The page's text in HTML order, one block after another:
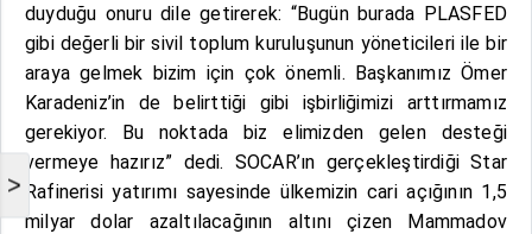
>
duyduğu onuru dile getirerek: “Bugün burada PLASFED
gibi değerli bir sivil toplum kuruluşunun yöneticileri ile bir
araya gelmek bizim için çok önemli. Başkanımız Ömer
Karadeniz’in de belirttiği gibi işbirliğimizi arttırmamız
gerekiyor. Bu noktada biz elimizden gelen desteği
vermeye hazırız” dedi. SOCAR’ın gerçekleştirdiği Star
Rafinerisi yatırımı sayesinde ülkemizin cari açığının 1,5
milyar dolar azaltılacağının altını çizen Mammadov